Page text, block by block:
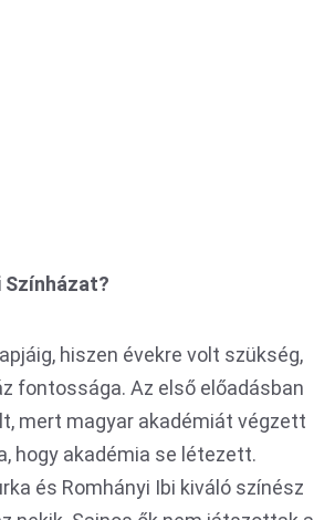
hiszen évekre volt szükség,
fontossága. Az első előadásban
mert magyar akadémiát végzett
hogy akadémia se létezett.
és Romhányi Ibi kiváló színész